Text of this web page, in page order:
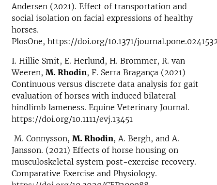
Andersen (2021). Effect of transportation and
social isolation on facial expressions of healthy
horses.
PlosOne, https://doi.org/10.1371/
I. Hillie Smit, E. Herlund, H. Brommer, R. van
Weeren, M. Rhodin, F. Serra Bragança (2021)
Continuous versus discrete data analysis for gait
evaluation of horses with induced bilateral
hindlimb lameness. Equine Veterinary Journal.
https://doi.org/10.1111/evj.13451
M. Connysson, M. Rhodin, A. Bergh, and A.
Jansson. (2021) Effects of horse housing on
musculoskeletal system post-exercise recovery.
Comparative Exercise and Physiology.